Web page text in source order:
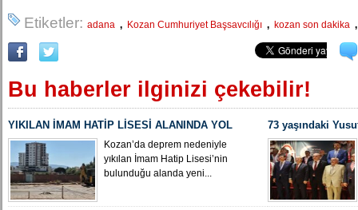
Etiketler: adana , Kozan Cumhuriyet Başsavcılığı , kozan son dakika
Bu haberler ilginizi çekebilir!
YIKILAN İMAM HATİP LİSESİ ALANINDA YOL
ÇALIŞMASI BAŞLADIKozan’da deprem nedeniyle
yıkılan İmam Hatip Lisesi’nin
bulunduğu alanda yeni...
73 yaşındaki
Yeniden MHP